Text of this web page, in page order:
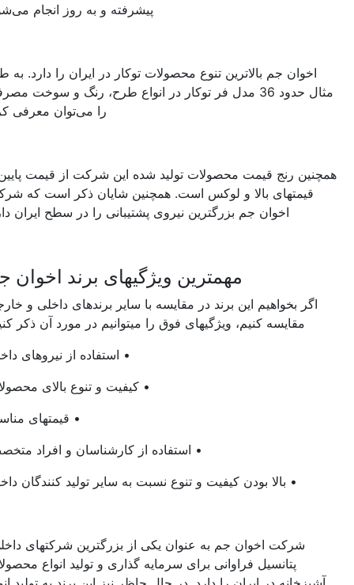
پیشرفته و به روز انجام می‌شود.
اخوان جم بالاترین تنوع محصولات توکار در ایران را دارد. به طور
مثال حدود 36 مدل فر توکار در انواع طرح، رنگ و سوخت مصرفی
را می‌توان معرفی کرد.
رنج قیمت محصولات تولید شده این شرکت از قیمت پایین تا
قیمتهای بالا و لوکس است. همچنین شایان ذکر است که شرکت
اخوان جم بزرگترین نیروی پشتیبانی را در سطح ایران دارد.
مهمترین ویژگیهای برند اخوان جم
اگر بخواهیم این برند در مقایسه با سایر برندهای داخلی و خارجی
مقایسه کنیم، ویژگیهای فوق را میتوانیم در مورد آن ذکر کنیم.
• استفاده از نیروهای داخلی
• کیفیت و تنوع بالای محصولات
• قیمتهای مناسب
• استفاده از کارشناسان و افراد متخصص
• بالا بودن کیفیت و تنوع نسبت به سایر تولید کنندگان داخلی
شرکت اخوان جم به عنوان یکی از بزرگترین شرکتهای داخلی،
پتانسیل فراوانی برای سرمایه گذاری و تولید انواع محصولات